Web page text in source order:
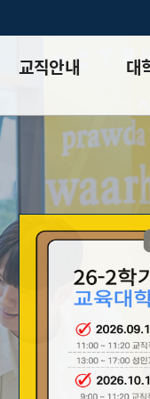
교직안내
교원자격취득안내
교직 기본이수과목
현장실습 /
교육봉사
적성인성검사 /
심폐소생술
성인지교육
대
교수동
학사
채용
특강
프로
교직·
자료